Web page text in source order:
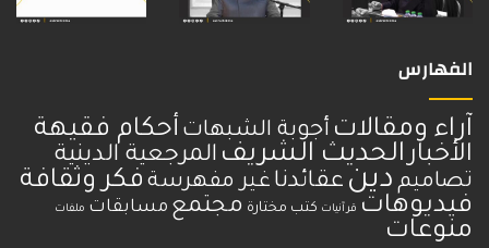
الفهارس
آراء ومقالات أجوبة الشبهات أحكام فقيهة
الأخبار الحديث الشريف المرجعية الدينية
تصاميم دين عقائدنا غير مفهرسة فكر وثقافة
فيديوهات قرآنيات كتب مختارة مجتمع مسابقات ملفات
منوعات